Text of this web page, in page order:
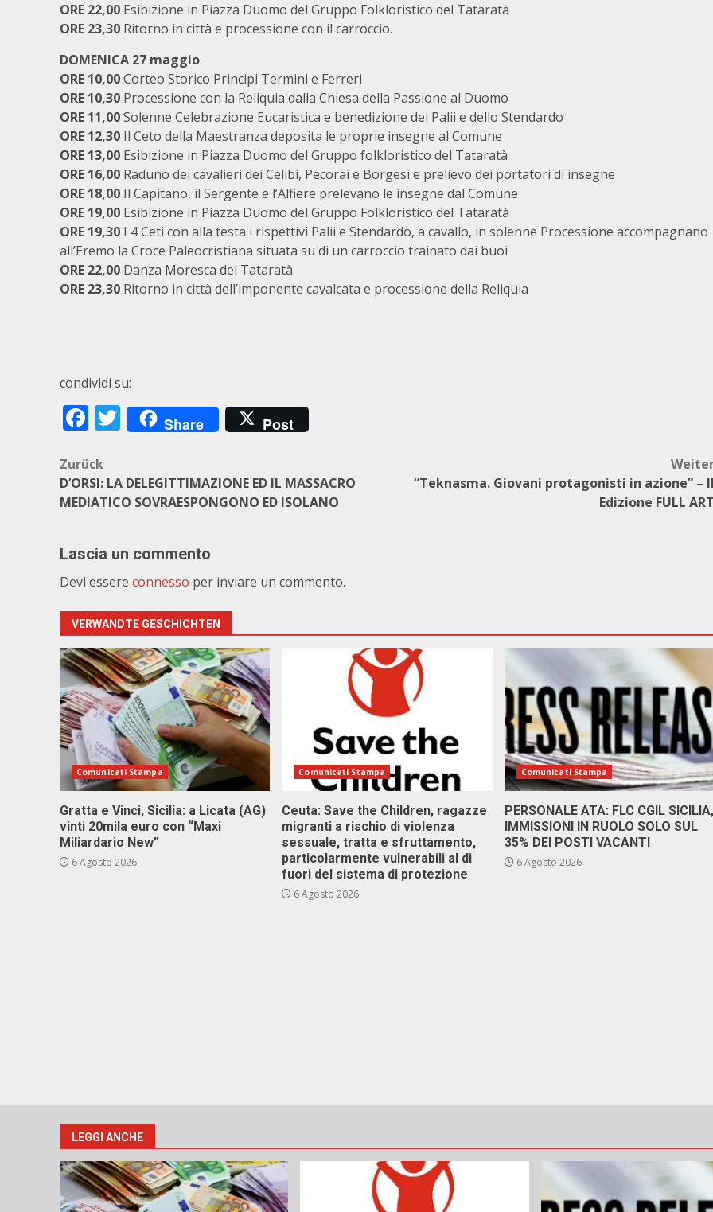
ORE 22,00 Esibizione in Piazza Duomo del Gruppo Folkloristico del Tataratà
ORE 23,30 Ritorno in città e processione con il carroccio.
DOMENICA 27 maggio
ORE 10,00Corteo Storico Principi Termini e Ferreri
ORE 10,30 Processione con la Reliquia dalla Chiesa della Passione al Duomo
ORE 11,00Solenne Celebrazione Eucaristica e benedizione dei Palii e dello Stendardo
ORE 12,30 Il Ceto della Maestranza deposita le proprie insegne al Comune
ORE 13,00 Esibizione in Piazza Duomo del Gruppo folkloristico del Tataratà
ORE 16,00 Raduno dei cavalieri dei Celibi, Pecorai e Borgesi e prelievo dei portatori di insegne
ORE 18,00 Il Capitano, il Sergente e l’Alfiere prelevano le insegne dal Comune
ORE 19,00 Esibizione in Piazza Duomo del Gruppo Folkloristico del Tataratà
ORE 19,30 I 4 Ceti con alla testa i rispettivi Palii e Stendardo, a cavallo, in solenne Processione accompagnano
all’Eremo la Croce Paleocristiana situata su di un carroccio trainato dai buoi
ORE 22,00 Danza Moresca del Tataratà
ORE 23,30 Ritorno in città dell’imponente cavalcata e processione della Reliquia
condividi su:
Facebook
Twitter
Share Post
Beitragsnavigation
Zurück
D’ORSI: LA DELEGITTIMAZIONE ED IL MASSACRO
MEDIATICO SOVRAESPONGONO ED ISOLANO
“Teknasma. Giovani protagonisti in azione” –
Edizione FULL
Lascia un commento
Devi essere connesso per inviare un commento.
VERWANDTE GESCHICHTEN
Comunicati Stampa
Gratta e Vinci, Sicilia: a Licata (AG)
vinti 20mila euro con “Maxi
Miliardario New”
6 Agosto 2026
Comunicati Stampa
Ceuta: Save the Children, ragazze
migranti a rischio di violenza
sessuale, tratta e sfruttamento,
particolarmente vulnerabili al di
fuori del sistema di protezione
6 Agosto 2026
Comunicati Stampa
PERSONALE ATA: FLC CGIL SICILIA,
IMMISSIONI IN RUOLO SOLO SUL
35% DEI POSTI VACANTI
6 Agosto 2026
LEGGI ANCHE